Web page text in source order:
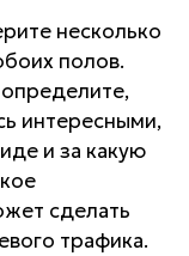
несколько
полов.
интересными,
и за какую
сделать
трафика.